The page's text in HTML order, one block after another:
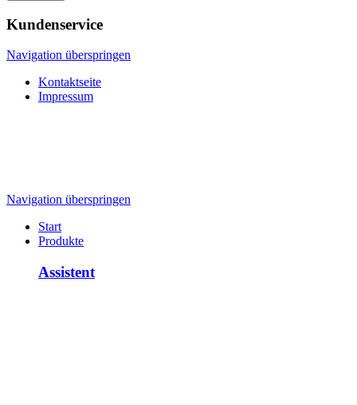
Kundenservice
Navigation überspringen
Kontaktseite
Impressum
Navigation überspringen
Start
Produkte
Assistent